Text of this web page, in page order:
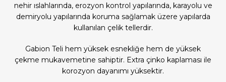
nehir ıslahlarında, erozyon kontrol yapılarında, karayolu ve
demiryolu yapılarında koruma sağlamak üzere yapılarda
kullanılan çelik tellerdir.
Gabion Teli hem yüksek esnekliğe hem de yüksek
çekme mukavemetine sahiptir. Extra çinko kaplaması ile
korozyon dayanımı yüksektir.